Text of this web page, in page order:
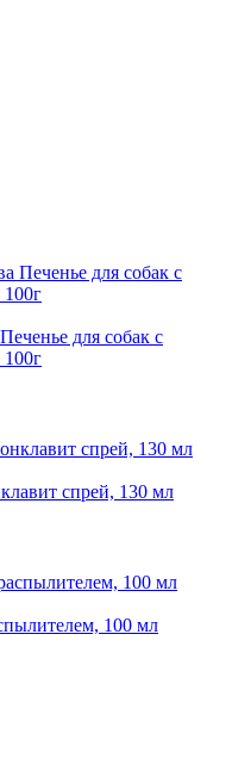
для собак с
спрей, 130 мл
100 мл